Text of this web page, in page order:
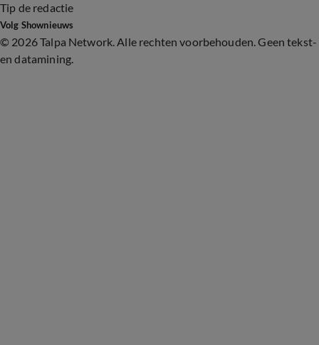
Tip de redactie
Volg Shownieuws
© 2026 Talpa Network. Alle rechten voorbehouden. Geen tekst-
en datamining.